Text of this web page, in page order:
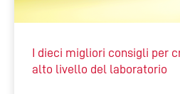
I dieci migliori consigli per
alto livello del laboratorio